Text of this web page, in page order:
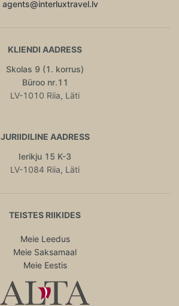
agents@interluxtravel.lv
KLIENDI AADRESS
Skolas 9 (1. korrus)
Büroo nr.11
LV-1010 Riia, Läti
JURIIDILINE AADRESS
Ierikju 15 K-3
LV-1084 Riia, Läti
TEISTES RIIKIDES
Meie Leedus
Meie Saksamaal
Meie Eestis